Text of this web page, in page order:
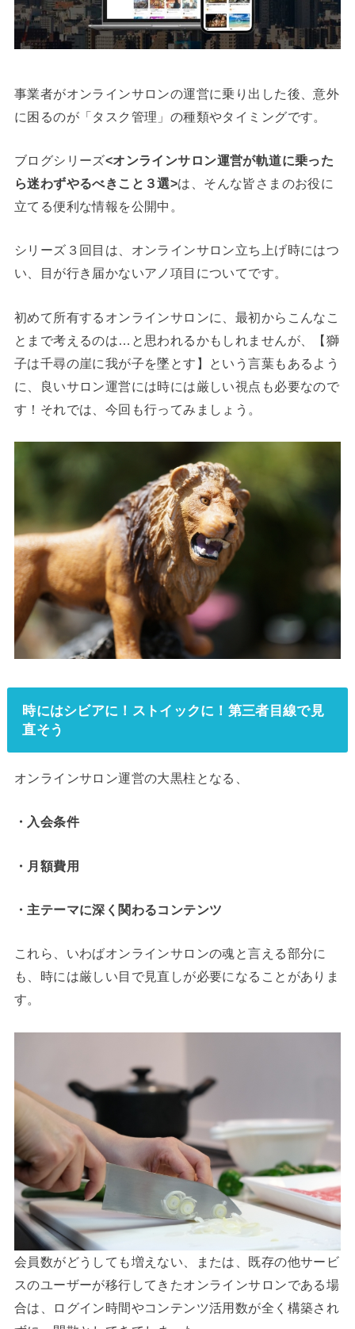
事業者がオンラインサロンの運営に乗り出した後、意外
に困るのが「タスク管理」の種類やタイミングです。
ブログシリーズ<オンラインサロン運営が軌道に乗った
ら迷わずやるべきこと３選>は、そんな皆さまのお役に
立てる便利な情報を公開中。
シリーズ３回目は、オンラインサロン立ち上げ時にはつ
い、目が行き届かないアノ項目についてです。
初めて所有するオンラインサロンに、最初からこんなこ
とまで考えるのは…と思われるかもしれませんが、【獅
子は千尋の崖に我が子を墜とす】という言葉もあるよう
に、良いサロン運営には時には厳しい視点も必要なので
す！それでは、今回も行ってみましょう。
時にはシビアに！ストイックに！第三者目線で見
直そう
オンラインサロン運営の大黒柱となる、
・入会条件
・月額費用
・主テーマに深く関わるコンテンツ
これら、いわばオンラインサロンの魂と言える部分に
も、時には厳しい目で見直しが必要になることがありま
す。
会員数がどうしても増えない、または、既存の他サービ
スのユーザーが移行してきたオンラインサロンである場
合は、ログイン時間やコンテンツ活用数が全く構築され